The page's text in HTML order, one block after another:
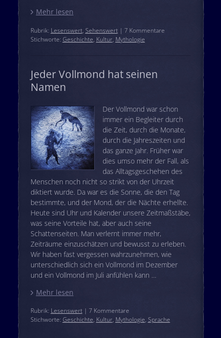
Mehr lesen
Rubrik: Lesenswert, Sehenswert| 7 Kommentare
Stichworte: Geschichte, Kultur, Mythologie
Jeder Vollmond hat seinen
Namen
Der Vollmond war schon
immer ein Begleiter durch
die Zeit, durch die Monate,
durch die Jahreszeiten und
das ganze Jahr. Früher war
dies umso mehr der Fall, als
das Alltagsgeschehen des
Menschen noch nicht so strikt von der Uhrzeit
diktiert wurde. Da war es die Sonne, die den Tag
bestimmte, und der Mond, der die Nächte erhellte.
Heute sind Uhr und Kalender unsere Zeitmaßstäbe,
was seine Vorteile hat, aber auch seine
Schattenseiten. Man verlernt immer mehr,
Zeiträume einzuschätzen und bewusst zu erleben.
Wir haben fast vergessen wahrzunehmen, wie
unterschiedlich sich ein Vollmond im Dezember
und ein Vollmond im Juli anfühlen kann …
Mehr lesen
Rubrik: Lesenswert| 7 Kommentare
Stichworte: Geschichte, Kultur, Mythologie, Sprache